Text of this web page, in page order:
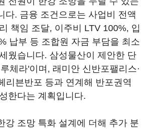
다. 금융 조건으로는 사업비 전액
책임 조달, 이주비 LTV 100%, 입
납부 등 조합원 자금 부담을 최소
웠습니다. 삼성물산이 제안한 단
체라'이며, 래미안 신반포팰리스·
리븐반포 등과 연계해 반포권역
한다는 계획입니다.
강 조망 특화 설계에 더해 추가 분